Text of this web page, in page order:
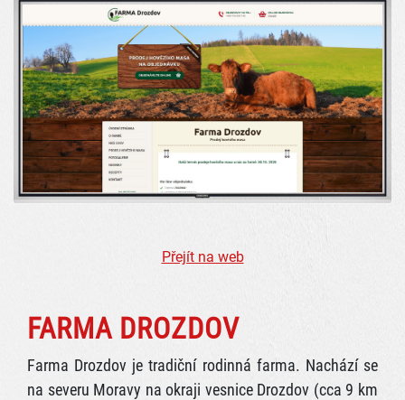
Přejít na web
FARMA DROZDOV
Farma Drozdov je tradiční rodinná farma. Nachází se
na severu Moravy na okraji vesnice Drozdov (cca 9 km